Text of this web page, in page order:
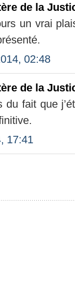
de la
un vrai
02:48
de la
du fait que
17:41